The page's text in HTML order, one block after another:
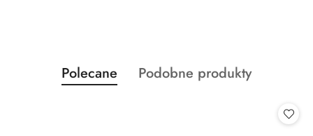
Pomiń karuzelę produktów
Produkty
o
Polecane
Produkty
Podobne produkty